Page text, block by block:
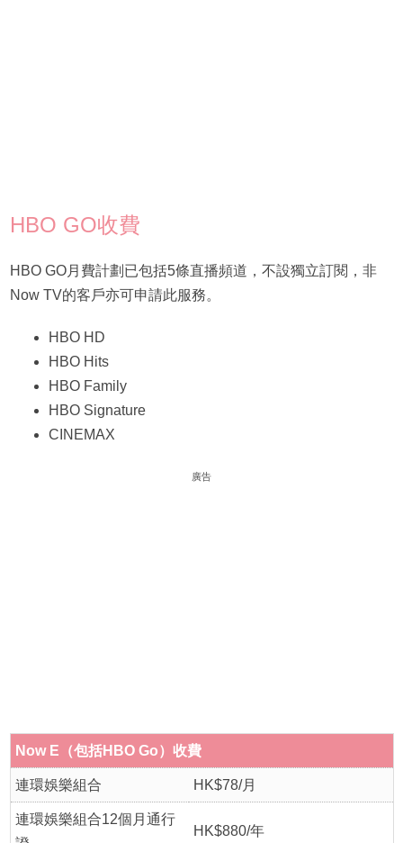
HBO GO收費
HBO GO月費計劃已包括5條直播頻道，不設獨立訂閱，非
Now TV的客戶亦可申請此服務。
HBO HD
HBO Hits
HBO Family
HBO Signature
CINEMAX
廣告
Now E（包括HBO Go）收費
連環娛樂組合 HK$78/月
連環娛樂組合12個月通行
HK$880/年